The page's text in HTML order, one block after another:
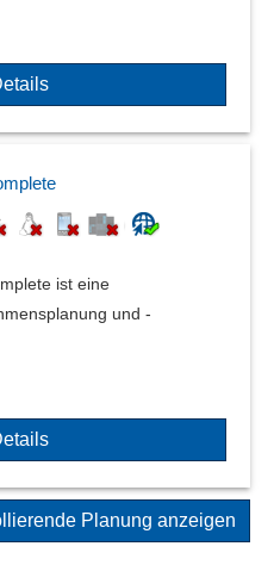
ist eine
und -
Planung anzeigen